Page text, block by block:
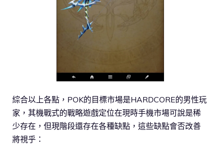
綜合以上各點，POK的目標市場是HARDCORE的男性玩
家，其機戰式的戰略遊戲定位在現時手機市場可說是稀
少存在，但現階段還存在各種缺點，這些缺點會否改善
將視乎：